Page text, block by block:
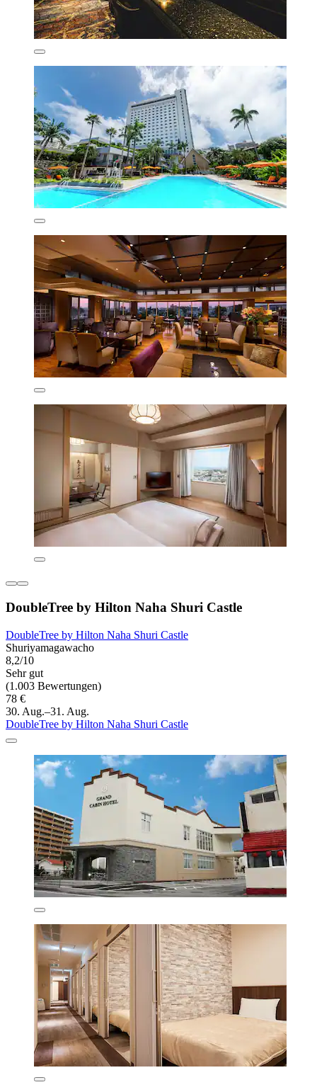
DoubleTree by Hilton Naha Shuri Castle
DoubleTree by Hilton Naha Shuri Castle
Shuriyamagawacho
8,2/10
Sehr gut
(1.003 Bewertungen)
78 €
30. Aug.–31. Aug.
DoubleTree by Hilton Naha Shuri Castle